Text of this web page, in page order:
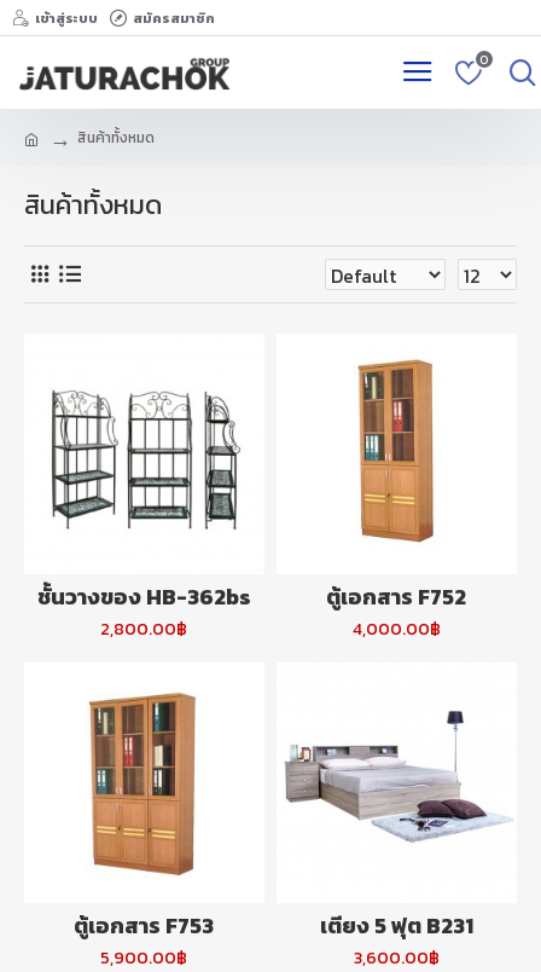
เข้าสู่ระบบ สมัครสมาชิก
0
สินค้าทั้งหมด
สินค้าทั้งหมด
ชั้นวางของ HB-362bs
2,800.00฿
ตู้เอกสาร F752
4,000.00฿
ตู้เอกสาร F753
5,900.00฿
เตียง 5 ฟุต B231
3,600.00฿